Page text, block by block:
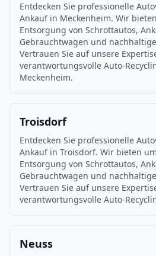
Entdecken Sie professionelle
Ankauf in Meckenheim. Wir
Entsorgung von Schrottautos,
Gebrauchtwagen und
Vertrauen Sie auf unsere
verantwortungsvolle Auto-
Meckenheim.
Troisdorf
Entdecken Sie professionelle
Ankauf in Troisdorf. Wir bieten
Entsorgung von Schrottautos,
Gebrauchtwagen und
Vertrauen Sie auf unsere
verantwortungsvolle Auto-
Neuss